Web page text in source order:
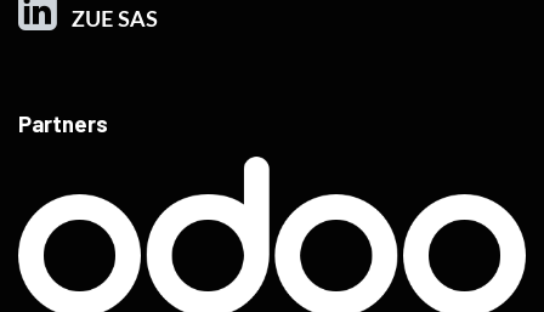
ZUE SAS
Partners